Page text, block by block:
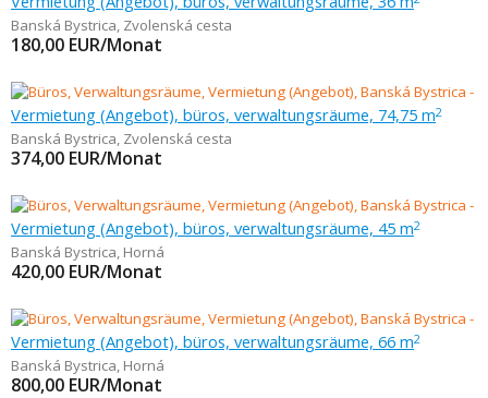
Banská Bystrica, Zvolenská cesta
180,00 EUR/Monat
Vermietung (Angebot), büros, verwaltungsräume, 74,75 m2
Banská Bystrica, Zvolenská cesta
374,00 EUR/Monat
Vermietung (Angebot), büros, verwaltungsräume, 45 m2
Banská Bystrica, Horná
420,00 EUR/Monat
Vermietung (Angebot), büros, verwaltungsräume, 66 m2
Banská Bystrica, Horná
800,00 EUR/Monat